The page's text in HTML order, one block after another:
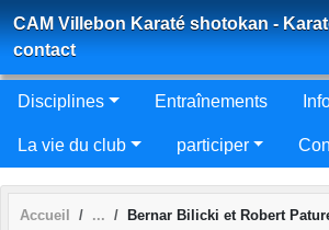
CAM Villebon Karaté shotokan -
contact
Disciplines Entraînements
La vie du club participer
Accueil Bernar Bilicki et Robert
Panneau de gestion des cookies